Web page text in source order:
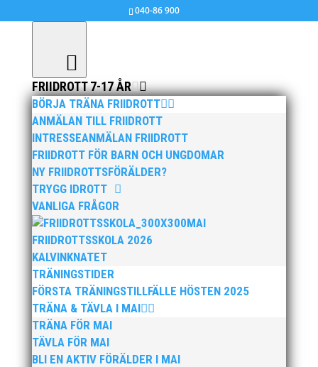
040-86 900
FRIIDROTT 7-17 ÅR
BÖRJA TRÄNA FRIIDROTT
ANMÄLAN TILL FRIIDROTT
INTRESSEANMÄLAN FRIIDROTT
FRIIDROTT FÖR BARN OCH UNGDOMAR
NY FRIIDROTTSFÖRÄLDER?
TRYGG IDROTT
VANLIGA FRÅGOR
MAI
FRIIDROTTSSKOLA 2026
KALVINKNATET
TRÄNINGSTIDER
FÖRSTA TRÄNINGSTILLFÄLLE HÖSTEN 2025
TRÄNA & TÄVLA I MAI
TRÄNA FÖR MAI
TÄVLA FÖR MAI
BLI EN AKTIV FÖRÄLDER I MAI